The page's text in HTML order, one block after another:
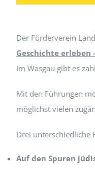
Der Förderverein
Geschichte erleben
Im Wasgau gibt es
Mit den Führungen
möglichst vielen
Drei unterschiedliche
Auf den Spuren